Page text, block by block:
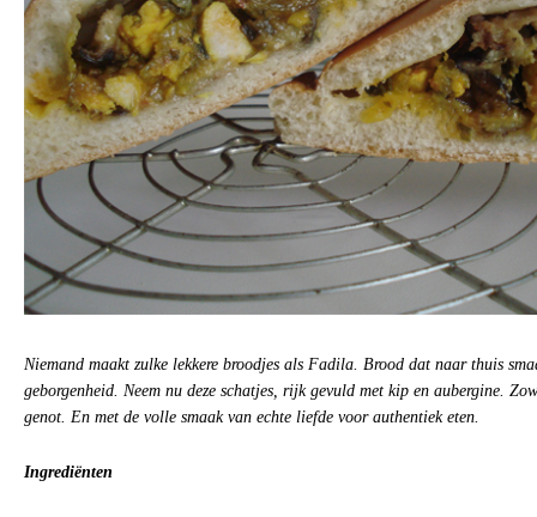
Niemand maakt zulke lekkere broodjes als Fadila. Brood dat naar thuis
geborgenheid. Neem nu deze schatjes, rijk gevuld met kip en aubergine.
genot. En met de volle smaak van echte liefde voor authentiek eten.
Ingrediënten